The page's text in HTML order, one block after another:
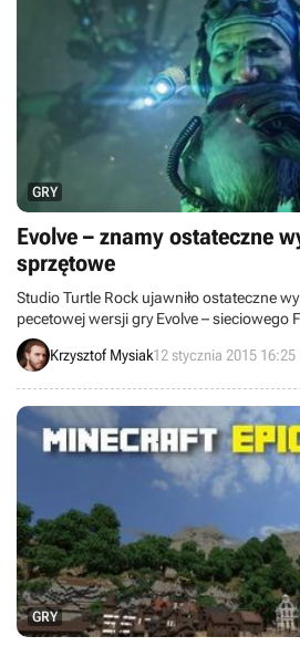
GRY
Evolve – znamy ostateczne
sprzętowe
Studio Turtle Rock ujawniło ostateczne
pecetowej wersji gry Evolve – sieciowego
multiplayerem 4v1. Są one troszkę niższe
okazji alfa-testów, ale wciąż mogą
Krzysztof Mysiak12 stycznia 2015 16:25
GRY